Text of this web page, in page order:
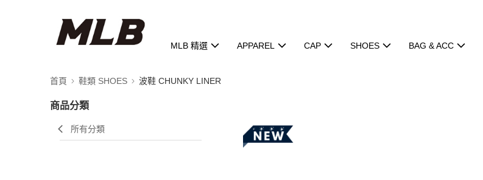
MLB 精選 APPAREL CAP SHOES BAG & ACC
首頁 鞋類 SHOES 波鞋 CHUNKY LINER
商品分類
所有分類